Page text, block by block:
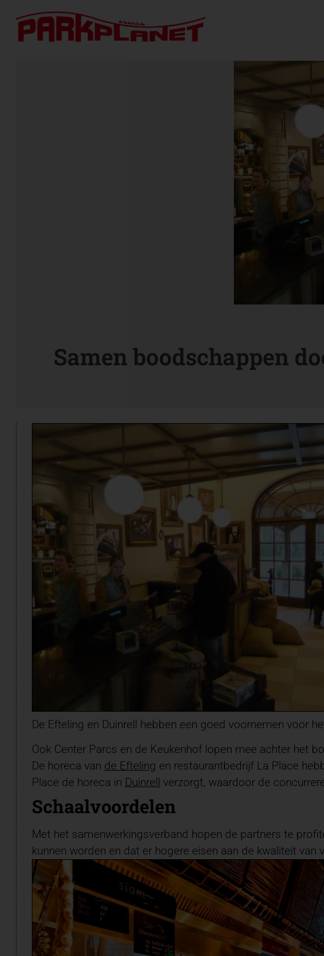
Samen boodschappen
De Efteling en Duinrell hebben een goed voornemen voor
Ook Center Parcs en de Keukenhof lopen mee achter het
De horeca van de Efteling en restaurantbedrijf La Place
Place de horeca in Duinrell verzorgt, waardoor de
Schaalvoordelen
Met het samenwerkingsverband hopen de partners te
kunnen worden en dat er hogere eisen aan de kwaliteit